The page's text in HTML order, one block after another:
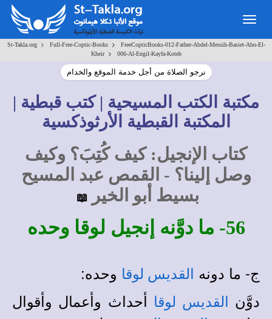
St-Takla.org> Full-Free-Coptic-Books>
FreeCopticBooks-012-Father-Abdel-Messih-Basiet-Abo-El-
Kheir> 006-Al-Engil-Kayfa-Koteb
نرجو الصلاة من أجل خدمة الموقع والخدام
مكتبة الكتب المسيحية | كتب قبطية |
المكتبة القبطية الأرثوذكسية
كتاب الإنجيل: كيف كُتِبَ؟ وكيف
وصل إلينا؟ - القمص عبد المسيح
بسيط أبو الخير
📖
56- ما دوَّنه إنجيل لوقا وحده
ج- ما دونه القديس لوقا وحده:
دوَّن
القديس لوقا أحداث وأعمال وأقوال